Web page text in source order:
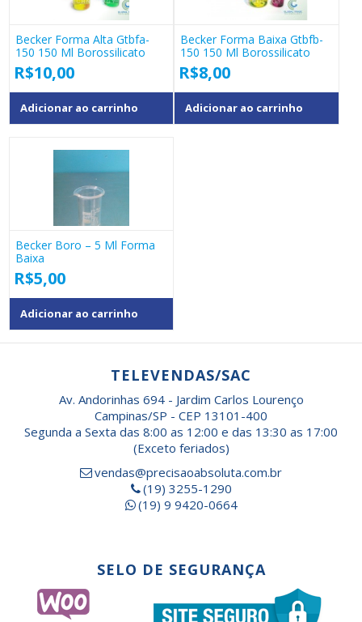
Becker Forma Alta Gtbfa-
150 150 Ml Borossilicato
R$10,00
Adicionar ao carrinho
Becker Forma Baixa Gtbfb-
150 150 Ml Borossilicato
R$8,00
Adicionar ao carrinho
Becker Boro – 5 Ml Forma
Baixa
R$5,00
Adicionar ao carrinho
TELEVENDAS/SAC
Av. Andorinhas 694 - Jardim Carlos Lourenço
Campinas/SP - CEP 13101-400
Segunda a Sexta das 8:00 as 12:00 e das 13:30 as 17:00
(Exceto feriados)
vendas@precisaoabsoluta.com.br
(19) 3255-1290
(19) 9 9420-0664
SELO DE SEGURANÇA